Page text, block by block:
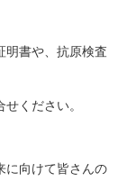
明書や、抗原検査
ください。
に向けて皆さんの